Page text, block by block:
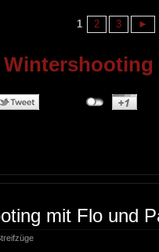
1 2 3 ►
Wintershooting
mit Flo und